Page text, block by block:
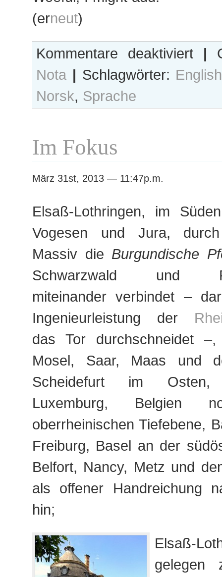
(erneut)
Kommentare deaktiviertAu
jour
|
Nota | Schlagwörter: English
Norsk, Sprache
Im Fokus
März 31st, 2013 — 11:47p.m.
Elsaß-Lothringen, im
Vogesen und Jura,
Massiv die Burgundische
Schwarzwald und
miteinander verbindet –
Ingenieurleistung der
das Tor durchschneidet
Mosel, Saar, Maas und
Scheidefurt im Osten,
Luxemburg, Belgien
oberrheinischen Tiefebene,
Freiburg, Basel an der
Belfort, Nancy, Metz und
als offener Handreichung
hin;
Elsaß-
gelegen